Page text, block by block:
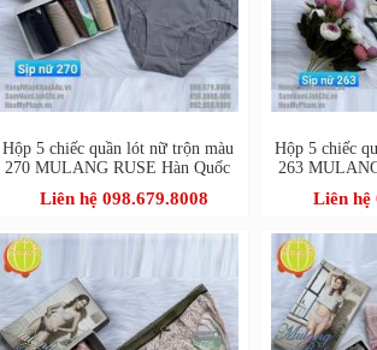
Hộp 5 chiếc quần lót nữ trộn màu
270 MULANG RUSE Hàn Quốc
Liên hệ 098.679.8008
Hộp 5 chiếc
263
Liên hệ